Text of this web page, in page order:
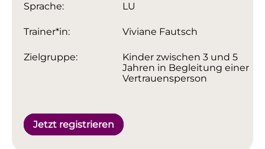
Sprache: LU
Trainer*in: Viviane Fautsch
Zielgruppe:
Kinder zwischen 3 und 5
Jahren in Begleitung einer
Vertrauensperson
Jetzt registrieren